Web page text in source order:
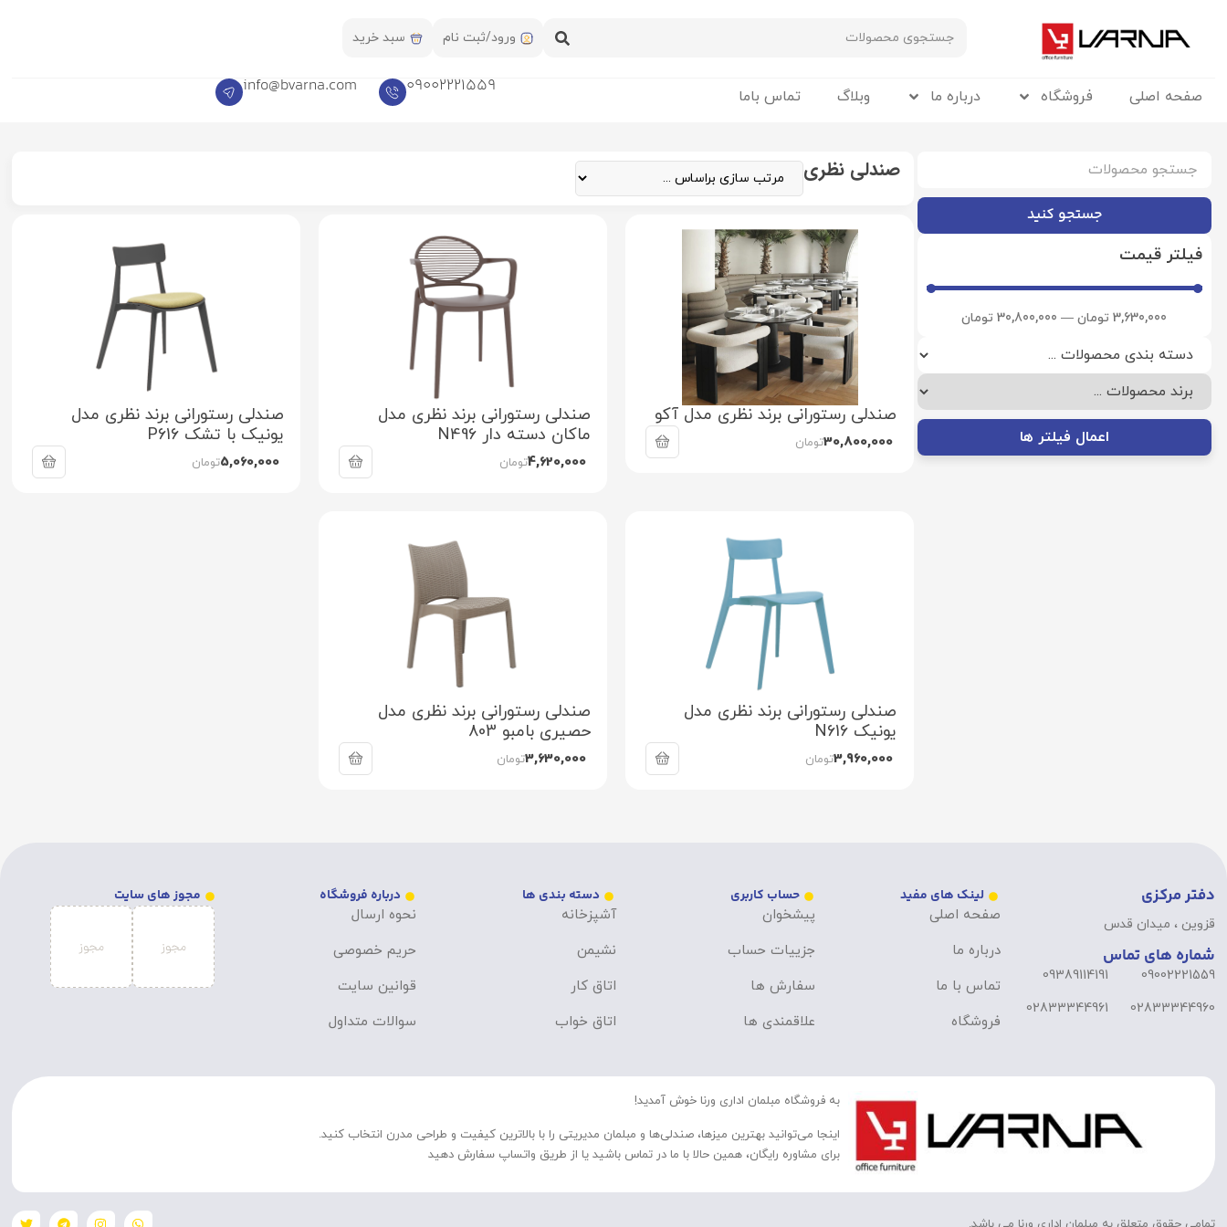
ورود/ثبت نام سبد خرید
صفحه اصلی فروشگاه درباره ما وبلاگ تماس باما 09002221559
info@bvarna.com
جستجو کنید
فیلتر قیمت
3,630,000تومان—
30,800,000تومان
اعمال فیلتر ها
صندلی نظری
صندلی رستورانی برند نظری مدل آکو
30,800,000تومان
صندلی رستورانی برند نظری مدل
ماکان دسته دار N496
4,620,000تومان
صندلی رستورانی برند نظری مدل
یونیک با تشک P616
5,060,000تومان
صندلی رستورانی برند نظری مدل
یونیک N616
3,960,000تومان
صندلی رستورانی برند نظری مدل
حصیری بامبو 803
3,630,000تومان
دفتر مرکزی
قزوین ، میدان قدس
شماره های تماس
09002221559
02833344960
09389114191
02833344961
لینک های مفید
صفحه اصلی
درباره ما
تماس با ما
فروشگاه
حساب کاربری
پیشخوان
جزییات حساب
سفارش ها
علاقمندی ها
دسته بندی ها
آشپزخانه
نشیمن
اتاق کار
اتاق خواب
درباره فروشگاه
نحوه ارسال
حریم خصوصی
قوانین سایت
سوالات متداول
مجوز های سایت
به فروشگاه مبلمان اداری ورنا خوش آمدید!
اینجا می‌توانید بهترین میزها، صندلی‌ها و مبلمان مدیریتی را با بالاترین کیفیت و طراحی مدرن انتخاب کنید.
برای مشاوره رایگان، همین حالا با ما در تماس باشید یا از طریق واتساپ سفارش دهید